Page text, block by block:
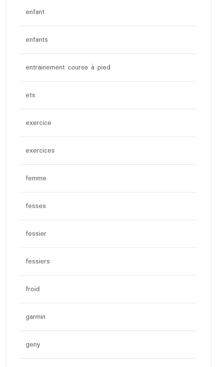
enfant
enfants
entrainement course à pied
ets
exercice
exercices
femme
fesses
fessier
fessiers
froid
garmin
geny